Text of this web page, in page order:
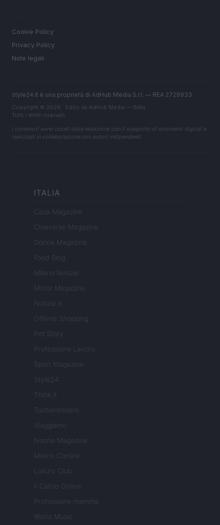
Cookie Policy
Privacy Policy
Note legali
style24.it è una proprietà di AdHub Media S.r.l. — REA 2729933
Copyright © 2026 · Edito da AdHub Media — Italia
Tutti i diritti riservati
I contenuti sono curati dalla redazione con il supporto di strumenti digitali e
realizzati in collaborazione con autori indipendenti.
ITALIA
Casa Magazine
Cineverse Magazine
Donne Magazine
Food Blog
Milano Notizie
Motor Magazine
Notizie.it
Offerte Shopping
Pet Story
Professione Lavoro
Sport Magazine
Style24
Think.it
Tuobenessere
Viaggiamo
Nonne Magazine
Milano Cortina
Luxury Club
Il Calcio Online
Professione mamma
World Music